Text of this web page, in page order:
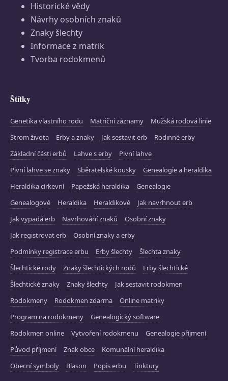
Historické vědy
Návrhy osobních znaků
Znaky šlechty
Informace z matrik
Tvorba rodokmenů
Štítky
Genetika vlastního rodu Matriční záznamy
Mužská rodová linie
Strom života
Erby a znaky Jak sestavit erb
Rodinné erby
Základní části erbů
Lahve s erby
Pivní lahve
Pivní lahve se znaky
Sběratelské kousky
Genealogie a heraldika
Heraldika církevní
Papežská heraldika
Genealogie
Genealogové
Heraldika Heraldikové
Jak navrhnout erb
Jak vypadá erb
Navrhování znaků
Osobní znaky
Jak registrovat erb
Osobní znaky a erby
Podmínky registrace erbu
Erby šlechty
Šlechta znaky
Šlechtické rody
Znaky šlechtických rodů
Erby šlechtické
Šlechtické znaky
Znaky šlechty
Jak sestavit rodokmen
Rodokmeny
Rodokmen zdarma
Online matriky
Program na rodokmeny
Genealogický software
Rodokmen online
Vytvoření rodokmenu
Genealogie příjmení
Původ příjmení
Znak obce
Komunální heraldika
Obecní symboly
Blason Popis erbu Tinktury